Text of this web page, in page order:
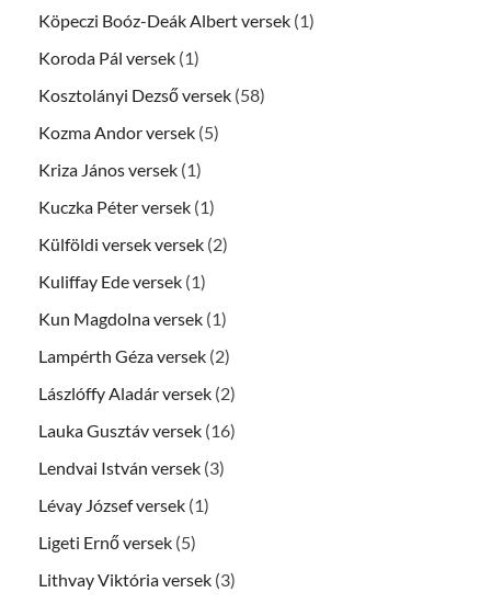
Köpeczi Boóz-Deák Albert versek (1)
Koroda Pál versek (1)
Kosztolányi Dezső versek (58)
Kozma Andor versek (5)
Kriza János versek (1)
Kuczka Péter versek (1)
Külföldi versek versek (2)
Kuliffay Ede versek (1)
Kun Magdolna versek (1)
Lampérth Géza versek (2)
Lászlóffy Aladár versek (2)
Lauka Gusztáv versek (16)
Lendvai István versek (3)
Lévay József versek (1)
Ligeti Ernő versek (5)
Lithvay Viktória versek (3)